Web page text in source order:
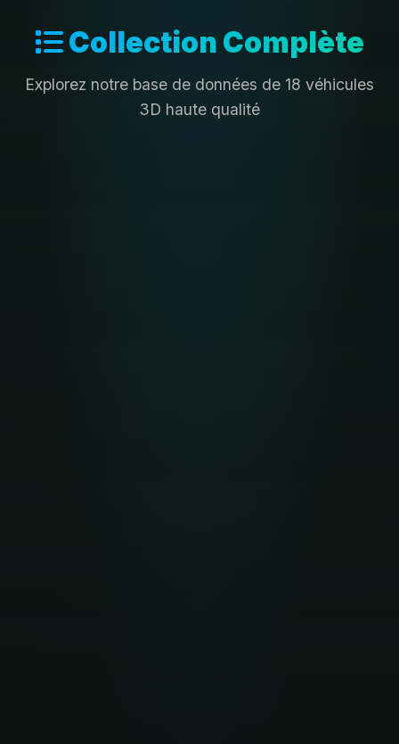
Collection Complète
Explorez notre base de données de 18 véhicules
3D haute qualité